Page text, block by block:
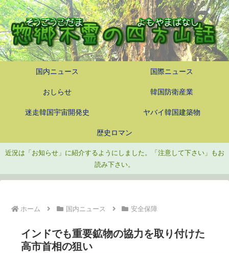
国内ニュース 国際ニュース
おしらせ 韓国防衛産業
迷走韓国宇宙開発史 ヤバイ韓国建築物
歴史ロマン
近況は「お知らせ」に紹介するようにしました。「注意して下さい」もお
読み下さい。
ホーム 国内ニュース 安全保障
インドでも重要鉱物の協力を取り付けた
高市首相の狙い